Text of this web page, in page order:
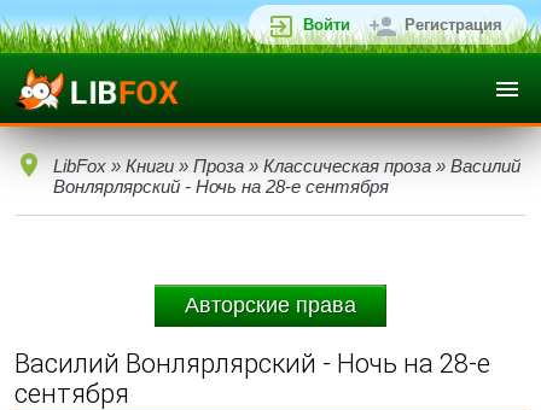
Войти Регистрация
LibFox » Книги » Проза » Классическая проза » Василий
Вонлярлярский - Ночь на 28-е сентября
Авторские права
Василий Вонлярлярский - Ночь на 28-е
сентября